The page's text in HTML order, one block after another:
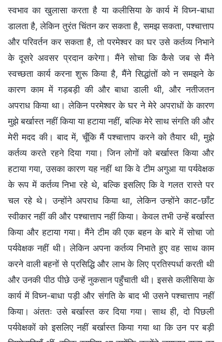
स्वभाव का खुलासा करता है या कलीसिया के कार्य में विघ्न-बाधा
डालता है, लेकिन तुरंत चिंतन कर सकता है, समझ सकता, पश्चात्ताप
और परिवर्तन कर सकता है, तो परमेश्वर का घर उसे कर्तव्य निभाने
के दूसरे अवसर प्रदान करेगा। मैंने सोचा कि कैसे जब से मैंने
स्वच्छता कार्य करना शुरू किया है, मैंने सिद्धांतों को न समझने के
कारण काम में गड़बड़ी की और बाधा डाली थी, और नतीजतन
अपराध किया था। लेकिन परमेश्वर के घर ने मेरे अपराधों के कारण
मुझे बर्खास्त नहीं किया या हटाया नहीं, बल्कि मेरे साथ संगति की और
मेरी मदद की। बाद में, चूँकि मैं पश्चात्ताप करने को तैयार थी, मुझे
कर्तव्य करते रहने दिया गया। जिन लोगों को बर्खास्त किया और
हटाया गया, उसका कारण यह नहीं था कि वे टीम अगुआ या पर्यवेक्षक
के रूप में कर्तव्य निभा रहे थे, बल्कि इसलिए कि वे गलत रास्ते पर
चल रहे थे। उन्होंने अपराध किया था, लेकिन उन्होंने काट-छाँट
स्वीकार नहीं की और पश्चात्ताप नहीं किया। केवल तभी उन्हें बर्खास्त
किया और हटाया गया। मैंने टीम की एक बहन के बारे में सोचा जो
पर्यवेक्षक नहीं थी। लेकिन अपना कर्तव्य निभाते हुए वह साथ काम
करने वाली बहनों से प्रसिद्धि और लाभ के लिए प्रतिस्पर्धा करती थी
और उनकी पीठ पीछे उन्हें नुकसान पहुँचाती थी। इससे कलीसिया के
कार्य में विघ्न-बाधा पड़ी और संगति के बाद भी उसने पश्चात्ताप नहीं
किया। अंततः उसे बर्खास्त कर दिया गया। साथ ही, दो पिछली
पर्यवेक्षकों को इसलिए नहीं बर्खास्त किया गया था कि उन पर बड़ी